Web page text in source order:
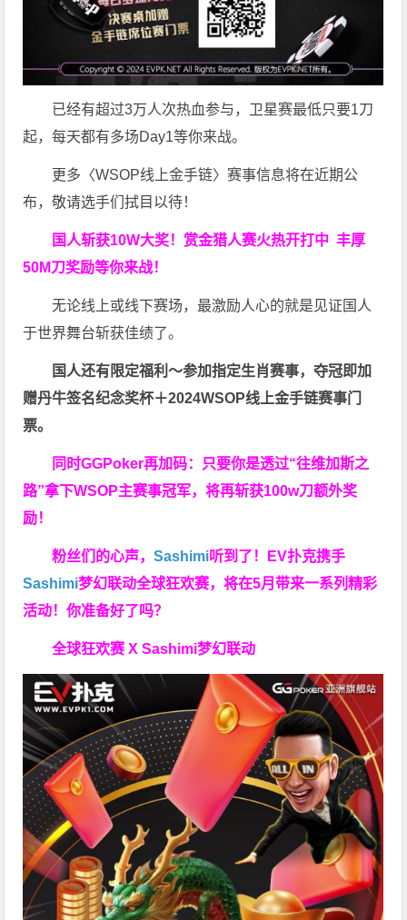
已经有超过3万人次热血参与，卫星赛最低只要1刀
起，每天都有多场Day1等你来战。
更多〈WSOP线上金手链〉赛事信息将在近期公
布，敬请选手们拭目以待！
国人斩获10W大奖！ 赏金猎人赛火热开打中 丰厚
50M刀奖励等你来战！
无论线上或线下赛场，最激励人心的就是见证国人
于世界舞台斩获佳绩了。
国人还有限定福利～参加指定生肖赛事，夺冠即加
赠丹牛签名纪念奖杯＋2024WSOP线上金手链赛事门
票。
同时GGPoker再加码：只要你是透过“往维加斯之
路”拿下WSOP主赛事冠军，将再斩获100w刀额外奖
励！
粉丝们的心声，Sashimi听到了！EV扑克携手
Sashimi梦幻联动全球狂欢赛，将在5月带来一系列精彩
活动！你准备好了吗？
全球狂欢赛 X Sashimi梦幻联动